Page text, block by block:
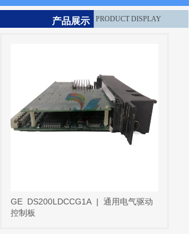
PRODUCT DISPLAY
产品展示
GE DS200LDCCG1A | 通用电气驱动
控制板